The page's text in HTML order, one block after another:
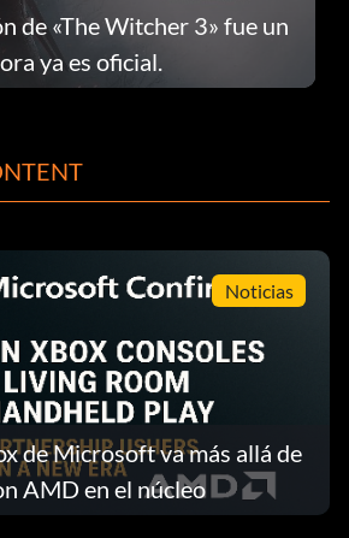
de «The Witcher 3» fue un
ya es oficial.
Noticias
de Microsoft va más allá de
AMD en el núcleo